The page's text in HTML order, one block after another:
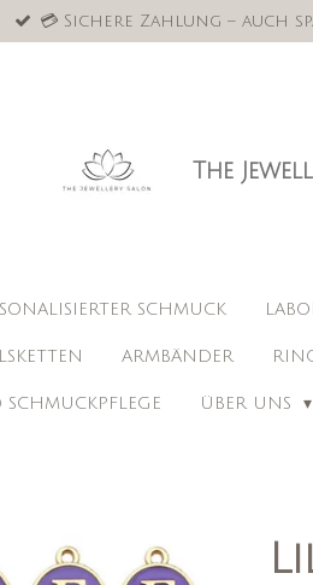
💳 Sichere Zahlung – auch
The
SCHMUCK
ARMBÄNDER
ÜBER UNS